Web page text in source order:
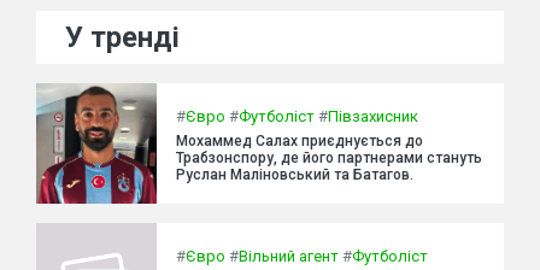
У тренді
#Євро #Футболіст #Півзахисник
Мохаммед Салах приєднується до
Трабзонспору, де його партнерами стануть
Руслан Маліновський та Батагов.
#Євро #Вільний агент #Футболіст